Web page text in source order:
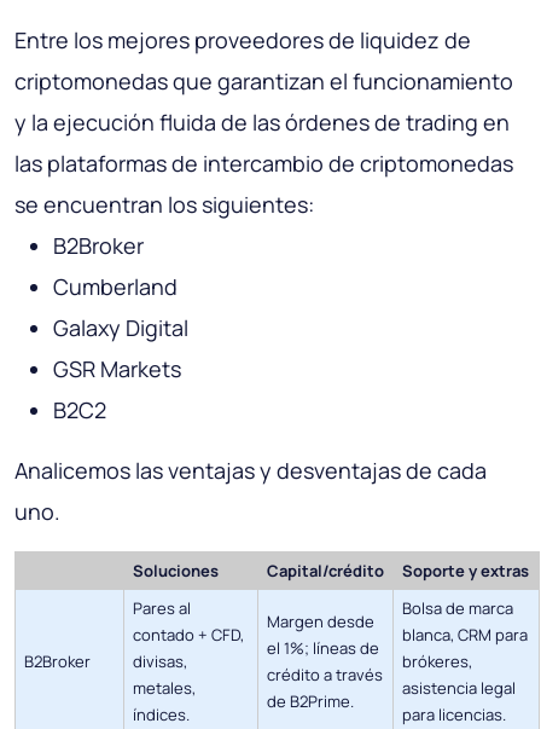
Entre los mejores proveedores de liquidez de
criptomonedas que garantizan el funcionamiento
y la ejecución fluida de las órdenes de trading en
las plataformas de intercambio de criptomonedas
se encuentran los siguientes:
B2Broker
Cumberland
Galaxy Digital
GSR Markets
B2C2
Analicemos las ventajas y desventajas de cada
uno.
Soluciones Capital/crédito Soporte y extras
B2Broker
Pares al
contado + CFD,
divisas,
metales,
índices.
Margen desde
el 1%; líneas de
crédito a través
de B2Prime.
Bolsa de marca
blanca, CRM para
brókeres,
asistencia legal
para licencias.